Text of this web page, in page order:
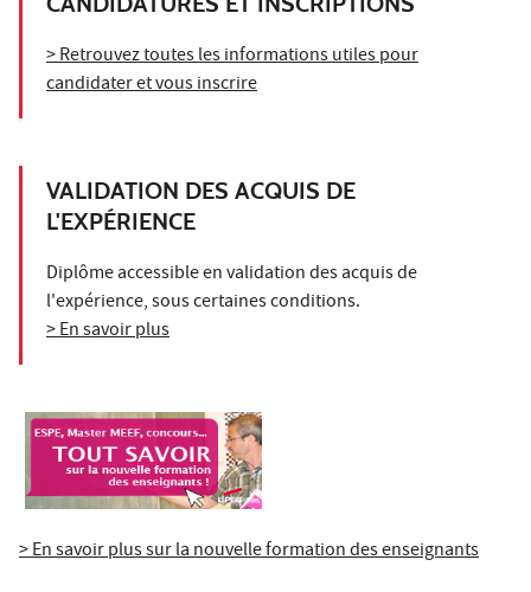
> Retrouvez toutes les informations utiles pour
candidater et vous inscrire
VALIDATION DES ACQUIS DE
L'EXPÉRIENCE
Diplôme accessible en validation des acquis de
l'expérience, sous certaines conditions.
> En savoir plus
> En savoir plus sur la nouvelle formation des enseignants